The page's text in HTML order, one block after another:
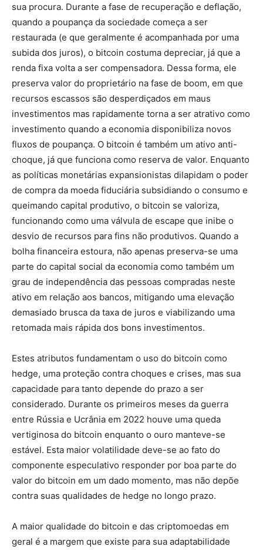
sua procura. Durante a fase de recuperação e deflação,
quando a poupança da sociedade começa a ser
restaurada (e que geralmente é acompanhada por uma
subida dos juros), o bitcoin costuma depreciar, já que a
renda fixa volta a ser compensadora. Dessa forma, ele
preserva valor do proprietário na fase de boom, em que
recursos escassos são desperdiçados em maus
investimentos mas rapidamente torna a ser atrativo como
investimento quando a economia disponibiliza novos
fluxos de poupança. O bitcoin é também um ativo anti-
choque, já que funciona como reserva de valor. Enquanto
as políticas monetárias expansionistas dilapidam o poder
de compra da moeda fiduciária subsidiando o consumo e
queimando capital produtivo, o bitcoin se valoriza,
funcionando como uma válvula de escape que inibe o
desvio de recursos para fins não produtivos. Quando a
bolha financeira estoura, não apenas preserva-se uma
parte do capital social da economia como também um
grau de independência das pessoas compradas neste
ativo em relação aos bancos, mitigando uma elevação
demasiado brusca da taxa de juros e viabilizando uma
retomada mais rápida dos bons investimentos.
Estes atributos fundamentam o uso do bitcoin como
hedge, uma proteção contra choques e crises, mas sua
capacidade para tanto depende do prazo a ser
considerado. Durante os primeiros meses da guerra
entre Rússia e Ucrânia em 2022 houve uma queda
vertiginosa do bitcoin enquanto o ouro manteve-se
estável. Esta maior volatilidade deve-se ao fato do
componente especulativo responder por boa parte do
valor do bitcoin em um dado momento, mas não depõe
contra suas qualidades de hedge no longo prazo.
A maior qualidade do bitcoin e das criptomoedas em
geral é a margem que existe para sua adaptabilidade